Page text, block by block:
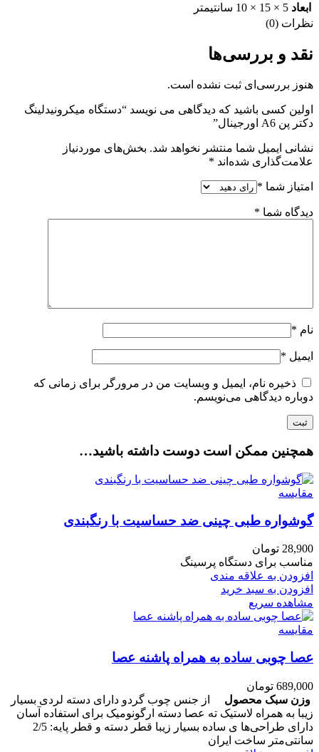
ابعاد 5 × 15 × 10 سانتیمتر
نظرات (0)
نقد و بررسی‌ها
هنوز بررسی‌ای ثبت نشده است.
اولین کسی باشید که دیدگاهی می نویسد “دستگاه میکرونیدلینگ
دکتر پن A6 اورجینال”
نشانی ایمیل شما منتشر نخواهد شد. بخش‌های موردنیاز
علامت‌گذاری شده‌اند *
امتیاز شما *
دیدگاه شما *
نام *
ایمیل *
ذخیره نام، ایمیل و وبسایت من در مرورگر برای زمانی که
دوباره دیدگاهی می‌نویسم.
همچنین ممکن است دوست داشته باشید…
مقایسه
گوشواره طبی چینی ضد حساسیت با رنگبندی
28,900 تومان
مناسب برای دستگاه پرسینگ
افزودن به علاقه مندی
افزودن به سبد خرید
مشاهده سریع
مقایسه
عصا چوبی ساده به همراه پاشنه عصا
689,000 تومان
وزن سبک محصول
از جنس چوب گردو دارای دسته لردی بسیار
زیبا به همراه لاستیک ته عصا دسته ارگونومیک برای استفاده آسان
دارای طراحی‌ها ی ساده بسیار زیبا قطر دسته و قطر پایه: 2/5
سانتی‌متر ساخت ایران